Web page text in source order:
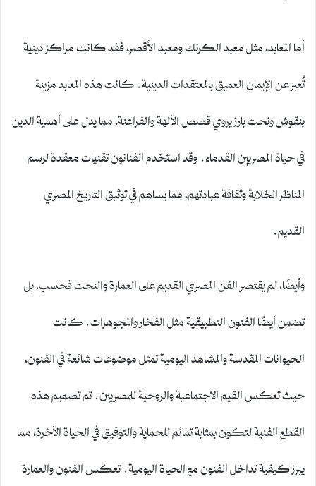
أما المعابد، مثل معبد الكرنك ومعبد الأقصر، فقد كانت مراكز دينية
تُعبر عن الإيمان العميق بالمعتقدات الدينية. كانت هذه المعابد مزينة
بنقوش ونحت بارز يروي قصص الآلهة والفراعنة، مما يدل على أهمية الدين
في حياة المصريين القدماء. وقد استخدم الفنانون تقنيات معقدة لرسم
المناظر الخلابة وثقافة عبادتهم، مما يساهم في توثيق التاريخ المصري
القديم.
وأيضًا، لم يقتصر الفن المصري القديم على العمارة والنحت فحسب، بل
تضمن أيضًا الفنون التطبيقية مثل الفخار والمجوهرات. كانت
الحيوانات المقدسة والمشاهد اليومية تمثل موضوعات شائعة في الفنون،
حيث تعكس القيم الاجتماعية والروحية للمصريين. تم تصميم هذه
القطع الفنية لتكون بمثابة تمائم للحماية والتوفيق في الحياة الآخرة، مما
يبرز كيفية تداخل الفنون مع الحياة اليومية. تعكس الفنون والعمارة